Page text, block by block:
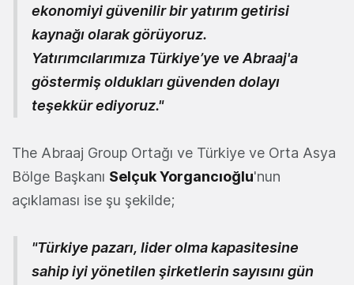
ekonomiyi güvenilir bir yatırım getirisi
kaynağı olarak görüyoruz.
Yatırımcılarımıza Türkiye’ye ve Abraaj'a
göstermiş oldukları güvenden dolayı
teşekkür ediyoruz."
The Abraaj Group Ortağı ve Türkiye ve Orta Asya
Bölge Başkanı Selçuk Yorgancıoğlu'nun
açıklaması ise şu şekilde;
"Türkiye pazarı, lider olma kapasitesine
sahip iyi yönetilen şirketlerin sayısını gün